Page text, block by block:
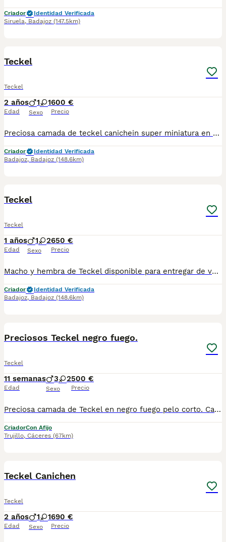
Criador
Identidad Verificada
Siruela, Badajoz (147.5km)
Teckel
Teckel
2 años
Edad
1 1
Sexo
600 €
Precio
Preciosa camada de teckel canichein super miniatura en varios colores macho y hembra desparasitado vacunado pasaporte y microchip hacemos envío y puede pagar a contrareembolso
Criador
Identidad Verificada
Badajoz, Badajoz (148.6km)
Teckel
Teckel
1 años
Edad
1 2
Sexo
650 €
Precio
Macho y hembra de Teckel disponible para entregar de varios colores son de los enanos se entregan vacunado desparasitado cartilla veterinaria pasaporte microchip opción a recoger o se puede enviar a cualquier provincia y se puede pagar totalmente a contrareembolso tlf 600881366
Criador
Identidad Verificada
Badajoz, Badajoz (148.6km)
Preciosos Teckel negro fuego.
Teckel
11 semanas
Edad
3 2
Sexo
500 €
Precio
Preciosa camada de Teckel en negro fuego pelo corto. Cachorros con magnífica morfología temperamento equilibrados y buen carácter. Ideales como tu mejor amigo de compañía. Se entregan con pauta completa de vacunación desparasitados tatuados y contrato de garantía. Se envían a toda España con trasportes de mascotas especiales. Toda información que se desee en el tlf 678729387 y encantados atenderemos. Garantía y seriedad.
CriadorCon Afijo
Trujillo, Cáceres (67km)
Teckel Canichen
Teckel
2 años
Edad
1 1
Sexo
690 €
Precio